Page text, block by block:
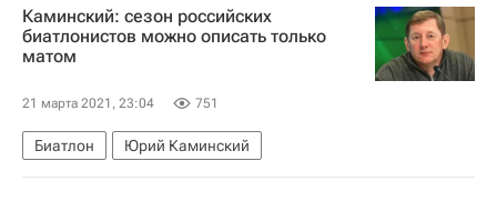
Каминский: сезон российских
биатлонистов можно описать только
матом
21 марта 2021, 23:04 751
Биатлон Юрий Каминский